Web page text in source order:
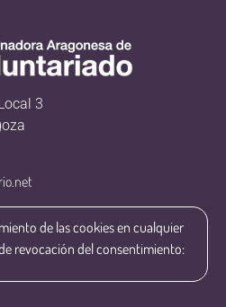
3
de las cookies en cualquier
revocación del consentimiento: